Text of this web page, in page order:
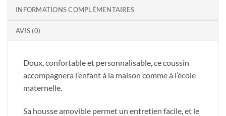
INFORMATIONS COMPLÉMENTAIRES
AVIS (0)
Doux, confortable et personnalisable, ce coussin
accompagnera l’enfant à la maison comme à l’école
maternelle.
Sa housse amovible permet un entretien facile, et le